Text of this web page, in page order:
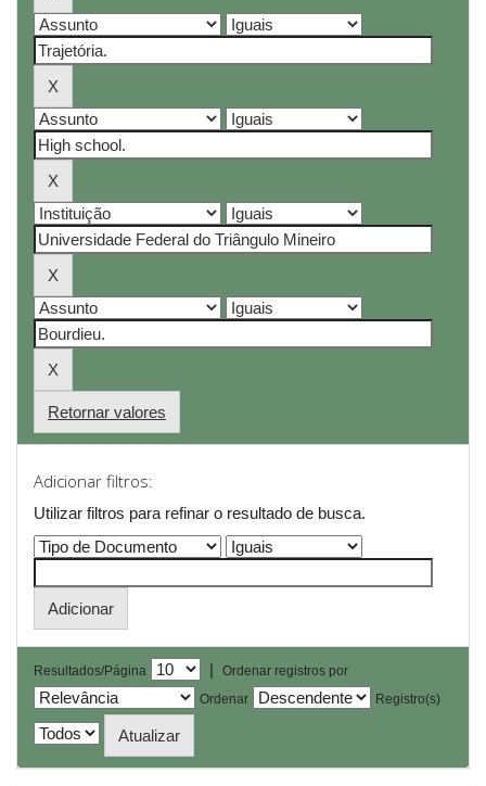
Retornar valores
Adicionar filtros:
Utilizar filtros para refinar o resultado de busca.
Resultados/Página |
Ordenar registros por
Ordenar
Registro(s)